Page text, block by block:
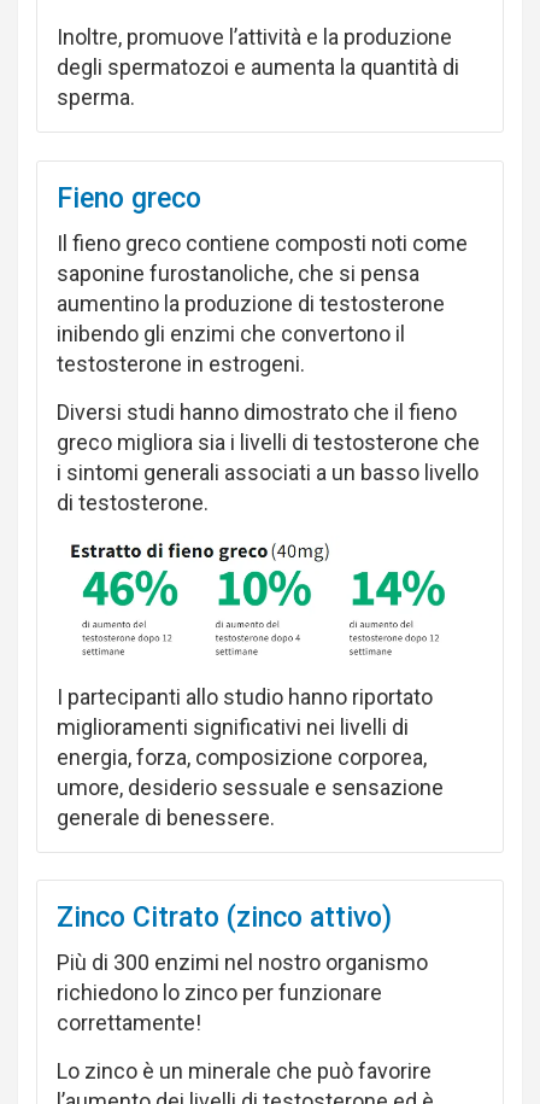
Inoltre, promuove l’attività e la produzione
degli spermatozoi e aumenta la quantità di
sperma.
Fieno greco
Il fieno greco contiene composti noti come
saponine furostanoliche, che si pensa
aumentino la produzione di testosterone
inibendo gli enzimi che convertono il
testosterone in estrogeni.
Diversi studi hanno dimostrato che il fieno
greco migliora sia i livelli di testosterone che
i sintomi generali associati a un basso livello
di testosterone.
I partecipanti allo studio hanno riportato
miglioramenti significativi nei livelli di
energia, forza, composizione corporea,
umore, desiderio sessuale e sensazione
generale di benessere.
Zinco Citrato (zinco attivo)
Più di 300 enzimi nel nostro organismo
richiedono lo zinco per funzionare
correttamente!
Lo zinco è un minerale che può favorire